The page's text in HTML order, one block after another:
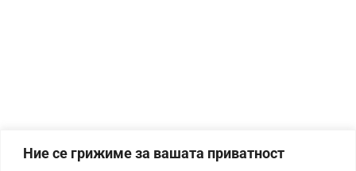
Ние се грижиме за вашата приватност